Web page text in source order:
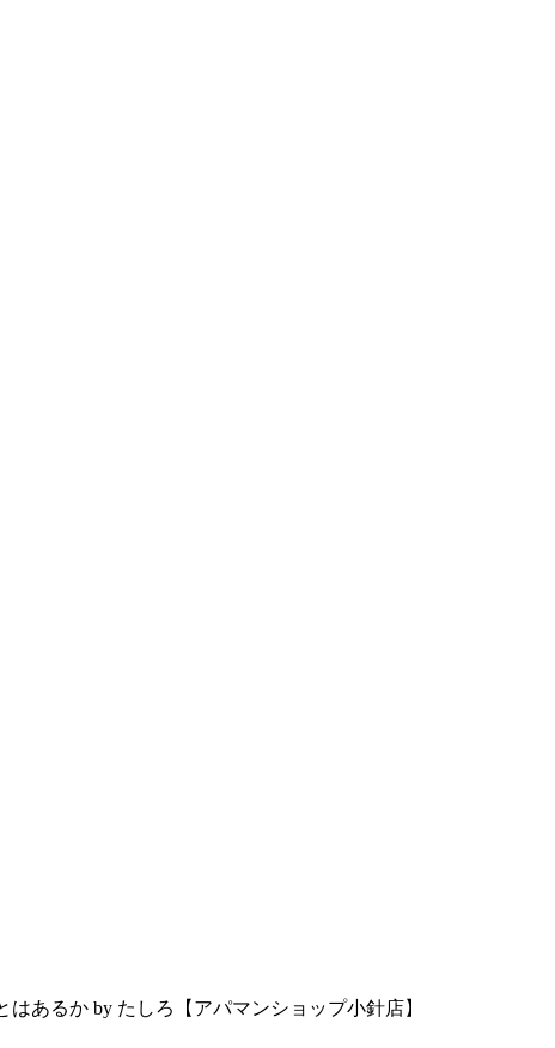
あるか by たしろ【アパマンショップ小針店】